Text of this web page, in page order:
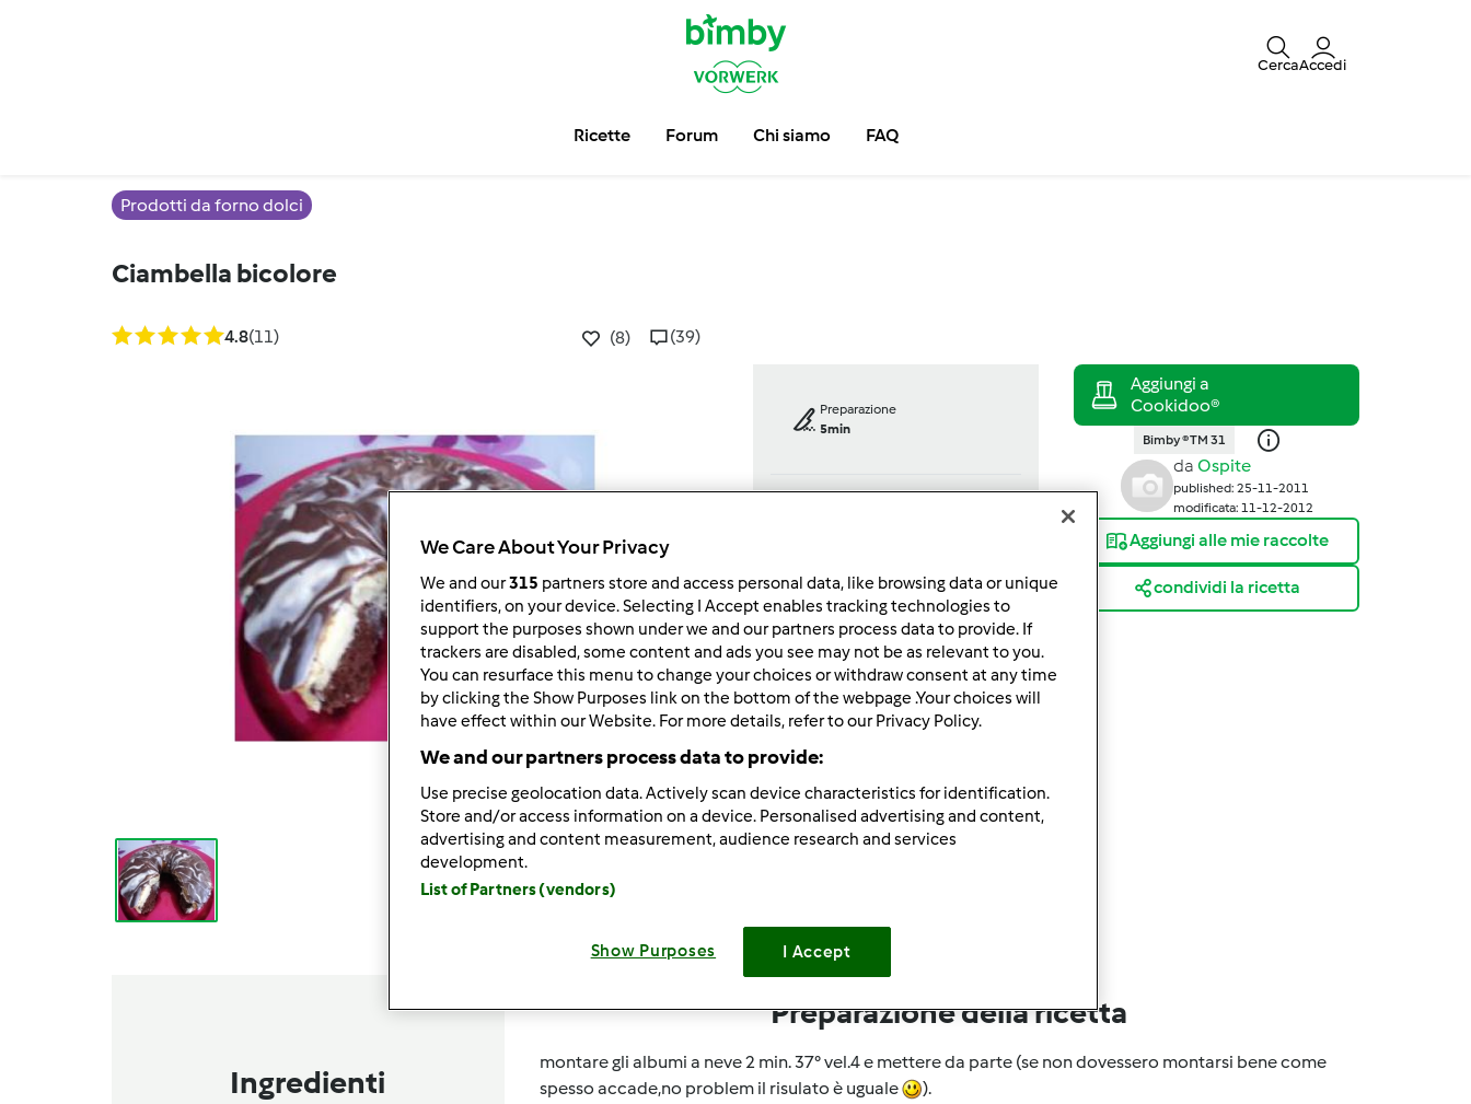
CercaAccedi
Ricette Forum Chi siamo FAQ
Prodotti da forno dolci
Ciambella bicolore
4.8(11) (8) (39)
Preparazione
5min
porzione/porzioni
----
--
Bimby ® TM 31
da Ospite
published: 25-11-2011
modificata: 11-12-2012
Aggiungi alle mie raccolte
condividi la ricetta
Ingredienti
Preparazione della ricetta
montare gli albumi a neve 2 min. 37° vel.4 e mettere da parte (se non dovessero montarsi bene come
spesso accade,no problem il risulato è uguale
).
We Care About Your Privacy
We and our315 partners store and access personal data, like browsing data or unique
identifiers, on your device. Selecting I Accept enables tracking technologies to
support the purposes shown under we and our partners process data to provide. If
trackers are disabled, some content and ads you see may not be as relevant to you.
You can resurface this menu to change your choices or withdraw consent at any time
by clicking the Show Purposes link on the bottom of the webpage .Your choices will
have effect within our Website. For more details, refer to our Privacy Policy.
We and our partners process data to provide:
Use precise geolocation data. Actively scan device characteristics for identification.
Store and/or access information on a device. Personalised advertising and content,
advertising and content measurement, audience research and services
development.
List of Partners (vendors)
Show Purposes I Accept